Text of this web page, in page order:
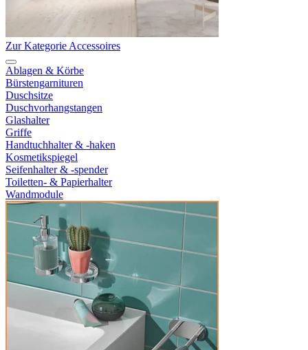
Zur Kategorie Accessoires
Ablagen & Körbe
Bürstengarnituren
Duschsitze
Duschvorhangstangen
Glashalter
Griffe
Handtuchhalter & -haken
Kosmetikspiegel
Seifenhalter & -spender
Toiletten- & Papierhalter
Wandmodule